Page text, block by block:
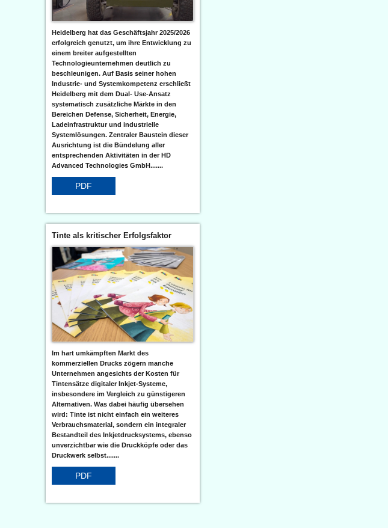
Heidelberg hat das Geschäftsjahr 2025/2026
erfolgreich genutzt, um ihre Entwicklung zu
einem breiter aufgestellten
Technologieunternehmen deutlich zu
beschleunigen. Auf Basis seiner hohen
Industrie- und Systemkompetenz erschließt
Heidelberg mit dem Dual- Use-Ansatz
systematisch zusätzliche Märkte in den
Bereichen Defense, Sicherheit, Energie,
Ladeinfrastruktur und industrielle
Systemlösungen. Zentraler Baustein dieser
Ausrichtung ist die Bündelung aller
entsprechenden Aktivitäten in der HD
Advanced Technologies GmbH.......
PDF
Tinte als kritischer Erfolgsfaktor
Im hart umkämpften Markt des
kommerziellen Drucks zögern manche
Unternehmen angesichts der Kosten für
Tintensätze digitaler Inkjet-Systeme,
insbesondere im Vergleich zu günstigeren
Alternativen. Was dabei häufig übersehen
wird: Tinte ist nicht einfach ein weiteres
Verbrauchsmaterial, sondern ein integraler
Bestandteil des Inkjetdrucksystems, ebenso
unverzichtbar wie die Druckköpfe oder das
Druckwerk selbst.......
PDF